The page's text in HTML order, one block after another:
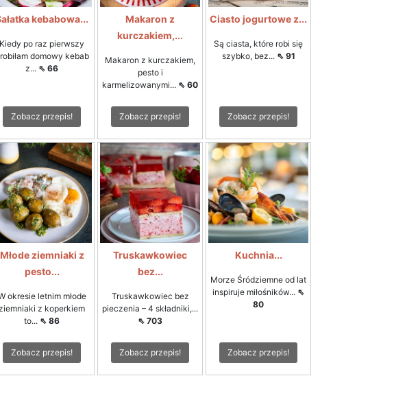
kebabowa...
Kiedy po raz pierwszy
domowy kebab
z... ⇖ 66
Zobacz przepis!
Makaron z
kurczakiem,...
Makaron z kurczakiem,
pesto i
karmelizowanymi... ⇖ 60
Zobacz przepis!
Ciasto jogurtowe z...
Są ciasta, które robi się
szybko, bez... ⇖ 91
Zobacz przepis!
Młode ziemniaki z
pesto...
okresie letnim młode
z koperkiem
to... ⇖ 86
Zobacz przepis!
Truskawkowiec
bez...
Truskawkowiec bez
pieczenia – 4 składniki,...
⇖ 703
Zobacz przepis!
Kuchnia...
Morze Śródziemne od lat
inspiruje miłośników... ⇖
80
Zobacz przepis!